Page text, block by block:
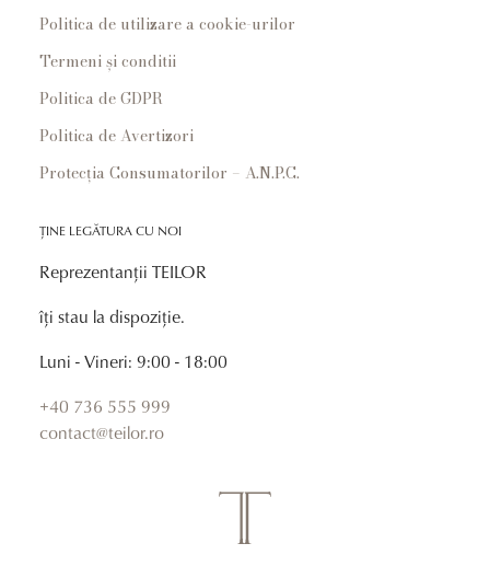
Politica de utilizare a cookie-urilor
Termeni și conditii
Politica de GDPR
Politica de Avertizori
Protecția Consumatorilor – A.N.P.C.
ȚINE LEGĂTURA CU NOI
Reprezentanții TEILOR
îți stau la dispoziție.
Luni - Vineri: 9:00 - 18:00
+40 736 555 999
contact@teilor.ro